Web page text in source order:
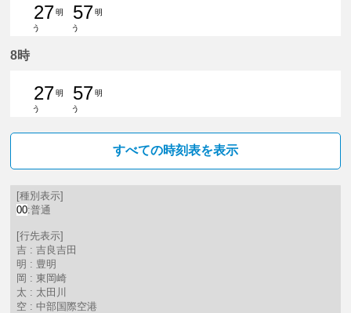
27明
う
57明
う
8時
27明
う
57明
う
すべての時刻表を表示
[種別表示]
00:普通
[行先表示]
吉 : 吉良吉田
明 : 豊明
岡 : 東岡崎
太 : 太田川
空 : 中部国際空港